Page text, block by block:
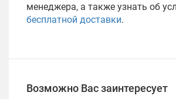
менеджера, а также узнать об
бесплатной доставки.
Возможно Вас заинтересует